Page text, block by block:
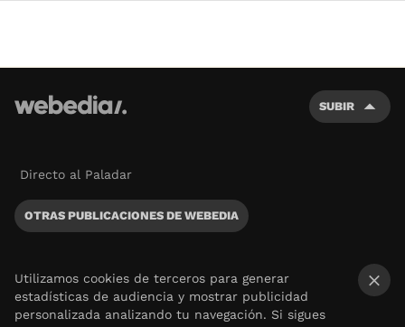
SUBIR
Directo al Paladar
OTRAS PUBLICACIONES DE WEBEDIA
Utilizamos cookies de terceros para generar
estadísticas de audiencia y mostrar publicidad
personalizada analizando tu navegación. Si sigues